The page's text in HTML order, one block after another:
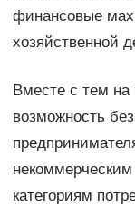
финансовые
хозяйственной
Вместе с тем на
возможность
категориям